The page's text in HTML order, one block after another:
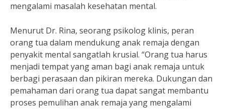
mengalami masalah kesehatan mental.
Menurut Dr. Rina, seorang psikolog klinis, peran
orang tua dalam mendukung anak remaja dengan
penyakit mental sangatlah krusial. “Orang tua harus
menjadi tempat yang aman bagi anak remaja untuk
berbagi perasaan dan pikiran mereka. Dukungan dan
pemahaman dari orang tua dapat sangat membantu
proses pemulihan anak remaja yang mengalami